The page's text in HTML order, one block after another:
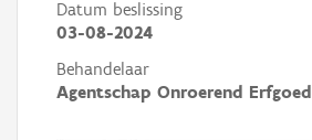
Datum beslissing
03-08-2024
Behandelaar
Agentschap Onroerend Erfgoed